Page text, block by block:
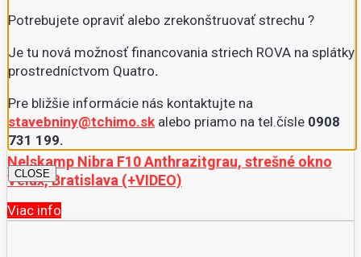
Nelskamp Nibra F10 Anthrazitgrau, strešné okno
Velux, Bratislava (+VIDEO)
Viac info
Potrebujete opraviť alebo zrekonštruovať strechu ?
Je tu nová možnosť financovania striech ROVA na splátky
prostredníctvom Quatro.
Pre bližšie informácie nás kontaktujte na
stavebniny@tchimo.sk alebo priamo na tel.čísle 0908
731 199.
CLOSE